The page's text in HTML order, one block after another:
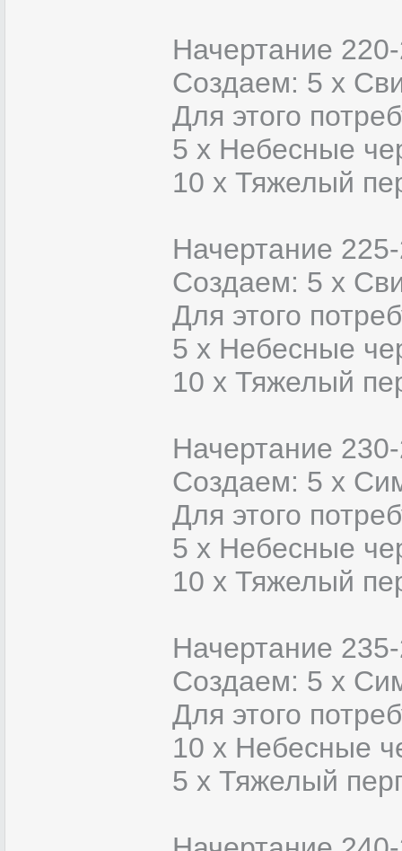
Начертание
Создаем: 5 х
Для этого
5 x Небесные
10 x Тяжелый
Начертание
Создаем: 5 х
Для этого
5 x Небесные
10 x Тяжелый
Начертание
Создаем: 5 х
Для этого
5 x Небесные
10 x Тяжелый
Начертание
Создаем: 5 х
Для этого
10 x Небесные
5 x Тяжелый